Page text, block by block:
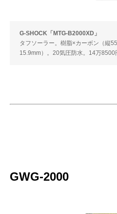
G-SHOCK「MTG-B2000XD」
タフソーラー。樹脂×カーボン（縦
15.9mm）。20気圧防水。14万8500
GWG-2000